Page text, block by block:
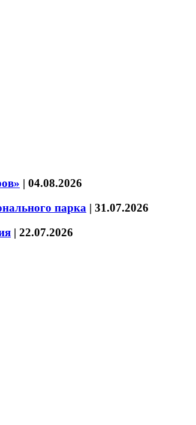
| 04.08.2026
парка | 31.07.2026
| 22.07.2026